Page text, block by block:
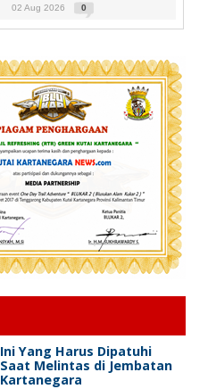
02 Aug 2026 0
Ini Yang Harus Dipatuhi
Saat Melintas di Jembatan
Kartanegara